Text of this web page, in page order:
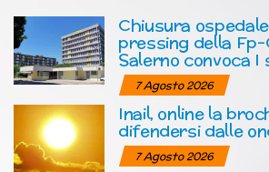
Chiusura
pressing della Fp-
Salerno convoca I
7 Agosto 2026
Inail, online la
difendersi dalle
7 Agosto 2026